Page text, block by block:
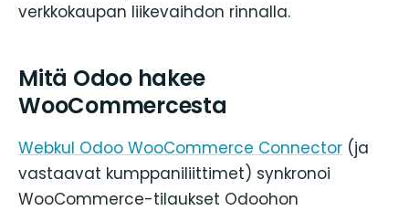
verkkokaupan liikevaihdon rinnalla.
Mitä Odoo hakee
WooCommercesta
Webkul Odoo WooCommerce Connector (ja
vastaavat kumppaniliittimet) synkronoi
WooCommerce-tilaukset Odoohon